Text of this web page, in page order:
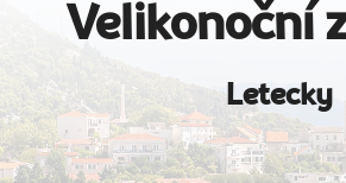
Velikonoční
Letecky